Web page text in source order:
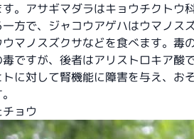
。アサギマダラはキョウチクトウ
方で、ジャコウアゲハはウマノス
マノスズクサなどを食べます。毒
ですが、後者はアリストロキア酸
に対して腎機能に障害を与え、お
ョウ